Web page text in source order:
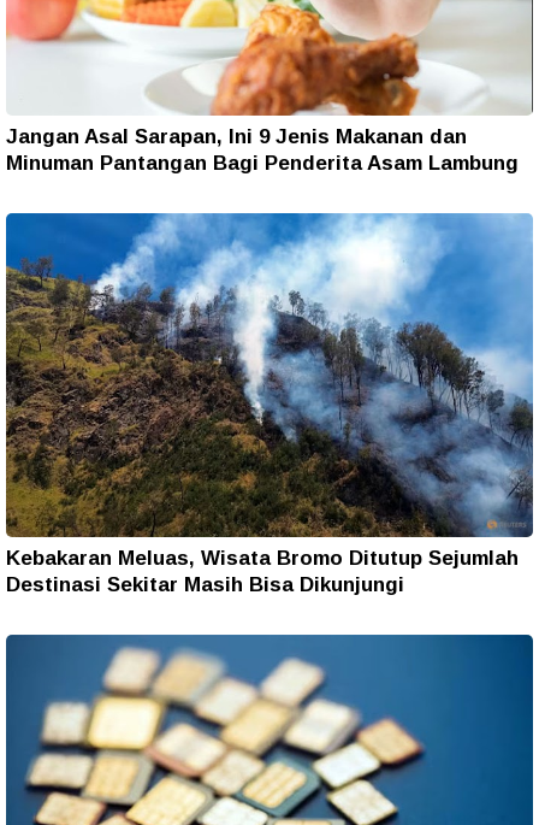
Jangan Asal Sarapan, Ini 9 Jenis Makanan dan
Minuman Pantangan Bagi Penderita Asam Lambung
Kebakaran Meluas, Wisata Bromo Ditutup Sejumlah
Destinasi Sekitar Masih Bisa Dikunjungi